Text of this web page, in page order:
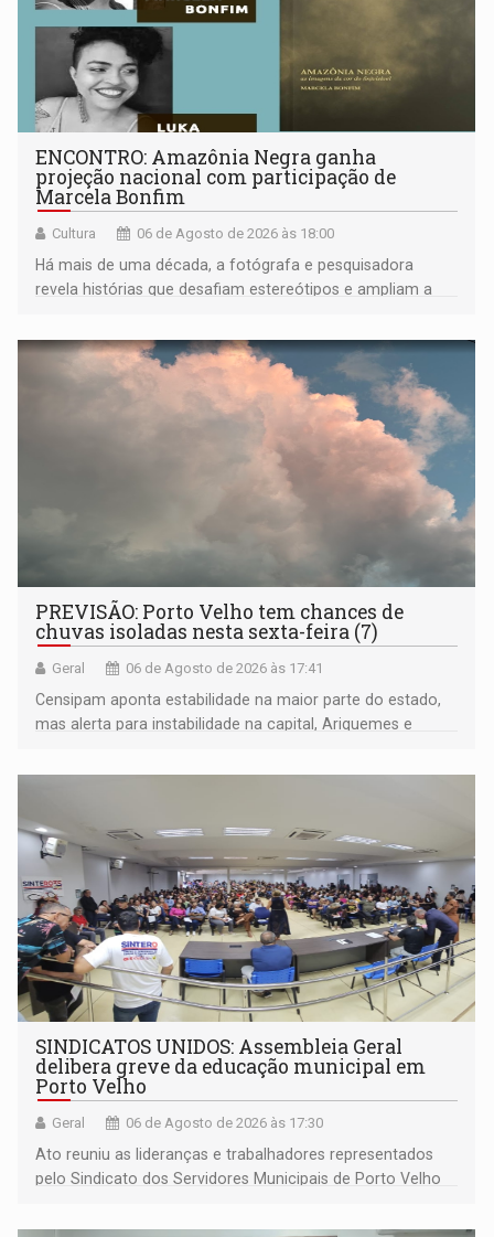
ENCONTRO: Amazônia Negra ganha
projeção nacional com participação de
Marcela Bonfim
Cultura 06 de Agosto de 2026 às 18:00
Há mais de uma década, a fotógrafa e pesquisadora
revela histórias que desafiam estereótipos e ampliam a
negras
PREVISÃO: Porto Velho tem chances de
chuvas isoladas nesta sexta-feira (7)
Geral 06 de Agosto de 2026 às 17:41
Censipam aponta estabilidade na maior parte do estado,
mas alerta para instabilidade na capital, Ariquemes e
SINDICATOS UNIDOS: Assembleia Geral
delibera greve da educação municipal em
Porto Velho
Geral 06 de Agosto de 2026 às 17:30
Ato reuniu as lideranças e trabalhadores representados
pelo Sindicato dos Servidores Municipais de Porto Velho